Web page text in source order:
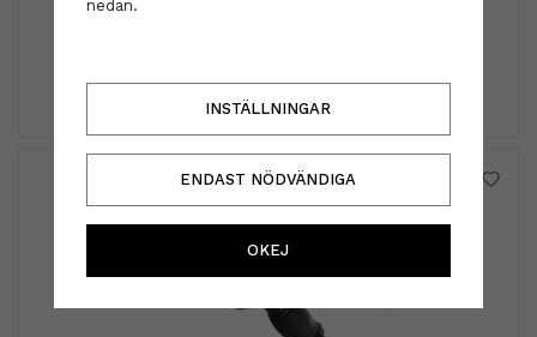
INFO KÖP
nedan.
INSTÄLLNINGAR
ENDAST NÖDVÄNDIGA
OKEJ